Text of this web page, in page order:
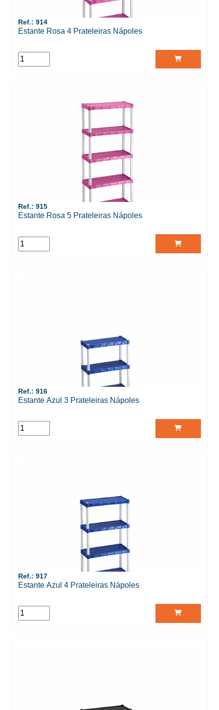
Ref.: 914
Estante Rosa 4 Prateleiras Nápoles
Ref.: 915
Estante Rosa 5 Prateleiras Nápoles
Ref.: 916
Estante Azul 3 Prateleiras Nápoles
Ref.: 917
Estante Azul 4 Prateleiras Nápoles